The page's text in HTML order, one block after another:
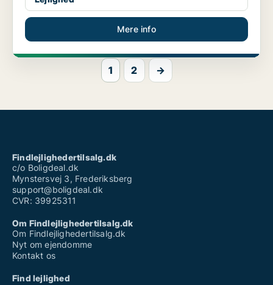
Mere info
1 2 →
Findlejlighedertilsalg.dk
c/o Boligdeal.dk
Mynstersvej 3, Frederiksberg
support@boligdeal.dk
CVR: 39925311
Om Findlejlighedertilsalg.dk
Om Findlejlighedertilsalg.dk
Nyt om ejendomme
Kontakt os
Find lejlighed